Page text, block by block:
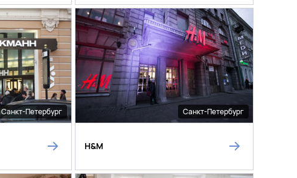
Санкт-Петербург Санкт-Петербург
H&M